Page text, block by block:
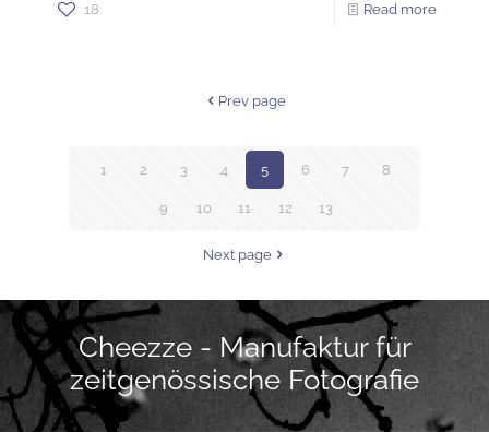
18 Read more
Prev page
1 2 3 4 5 6 7 8
9 10 11 12 13
Next page
Cheezze - Manufaktur für
zeitgenössische Fotografie